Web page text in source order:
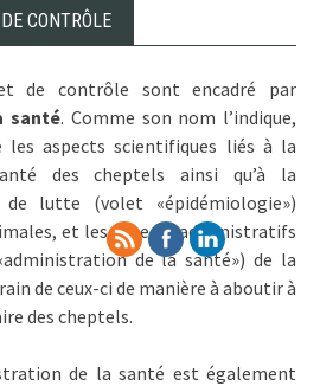
CONTRÔLE
de contrôle sont encadré par
santé. Comme son nom l’indique,
les aspects scientifiques liés à la
des cheptels ainsi qu’à la
lutte (volet «épidémiologie»)
et les aspects administratifs
de la santé») de la
de ceux-ci de manière à aboutir à
des cheptels.
de la santé est également